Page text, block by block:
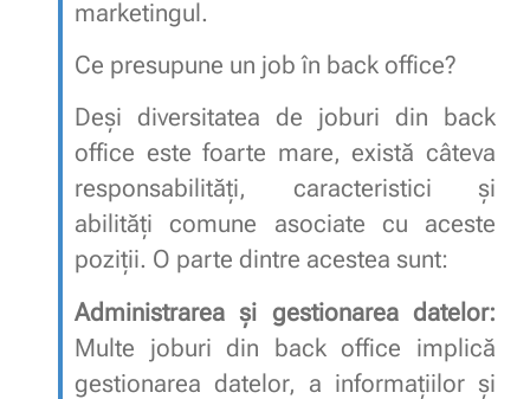
marketingul.
Ce presupune un job în back office?
Deşi diversitatea de joburi din back
office este foarte mare, există câteva
responsabilități, caracteristici şi
abilităţi comune asociate cu aceste
poziții. O parte dintre acestea sunt:
Administrarea și gestionarea datelor:
Multe joburi din back office implică
gestionarea datelor, a informațiilor și